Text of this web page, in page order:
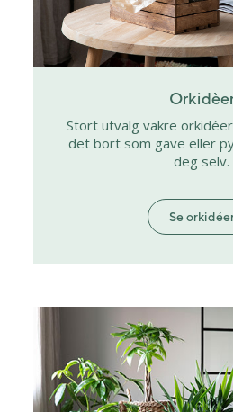
Stort utvalg vakre
det bort som gave eller
deg selv.
Se